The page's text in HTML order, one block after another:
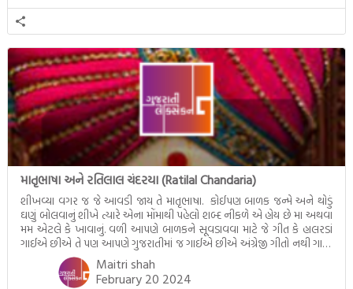
માતૃભાષા અને રતિલાલ ચંદરયા (Ratilal Chandaria)
શીખવ્યા વગર જ જે આવડી જાય તે માતૃભાષા. કોઈપણ બાળક જન્મે અને થોડું
ઘણું બોલવાનું શીખે ત્યારે એના મોંમાથી પહેલો શબ્દ નીકળે એ હોય છે મા અથવા
મમ એટલે કે ખાવાનું. વળી આપણે બાળકને સૂવડાવવા માટે જે ગીત કે હાલરડાં
ગાઈએ છીએ તે પણ આપણે ગુજરાતીમાં જ ગાઈએ છીએ અંગ્રેજી ગીતો નથી ગાતા.
આમ બાળકને […]
Maitri shah
February 20 2024